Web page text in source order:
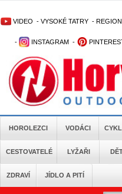
VIDEO - VYSOKÉ TATRY -
- INSTAGRAM -
HOROLEZCI VODÁCI
CESTOVATELÉ LYŽAŘI
ZDRAVÍ JÍDLO A PITÍ